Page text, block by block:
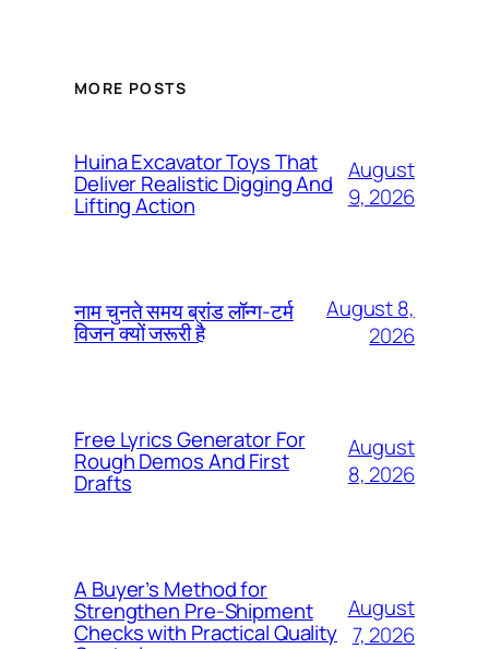
MORE POSTS
Huina Excavator Toys That
Deliver Realistic Digging And
Lifting Action
August
9, 2026
नाम चुनते समय ब्रांड लॉन्ग-टर्म
विजन क्यों जरूरी है
August 8,
2026
Free Lyrics Generator For
Rough Demos And First
Drafts
August
8, 2026
A Buyer’s Method for
Strengthen Pre-Shipment
Checks with Practical Quality
August
7, 2026